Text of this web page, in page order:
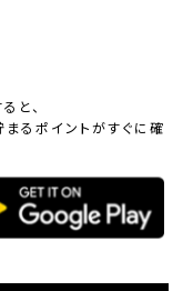
と、
るポイントがすぐに確